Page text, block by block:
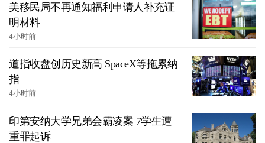
美移民局不再通知福利申请人补充证
明材料
4小时前
道指收盘创历史新高 SpaceX等拖累纳
指
4小时前
印第安纳大学兄弟会霸凌案 7学生遭
重罪起诉